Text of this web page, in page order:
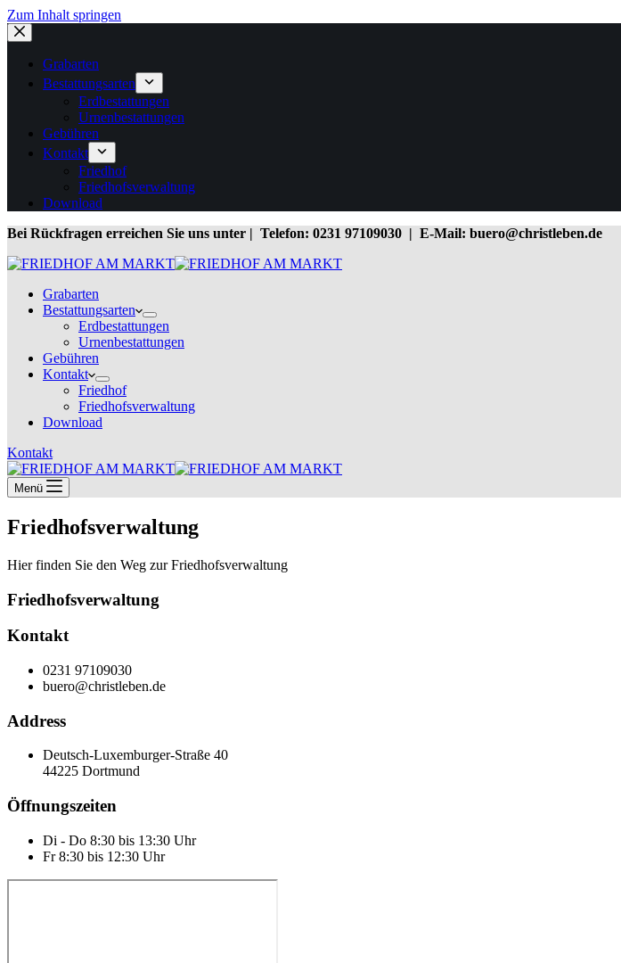
Zum Inhalt springen
Grabarten
Bestattungsarten
Erdbestattungen
Urnenbestattungen
Gebühren
Kontakt
Friedhof
Friedhofsverwaltung
Download
Bei Rückfragen erreichen Sie uns unter | Telefon: 0231 97109030 | E-Mail: buero@christleben.de
Grabarten
Bestattungsarten
Erdbestattungen
Urnenbestattungen
Gebühren
Kontakt
Friedhof
Friedhofsverwaltung
Download
Kontakt
Menü
Friedhofsverwaltung
Hier finden Sie den Weg zur Friedhofsverwaltung
Friedhofs­verwaltung
Kontakt
0231 97109030
buero@christleben.de
Address
Deutsch-Luxemburger-Straße 40
44225 Dortmund
Öffnungszeiten
Di - Do 8:30 bis 13:30 Uhr
Fr 8:30 bis 12:30 Uhr